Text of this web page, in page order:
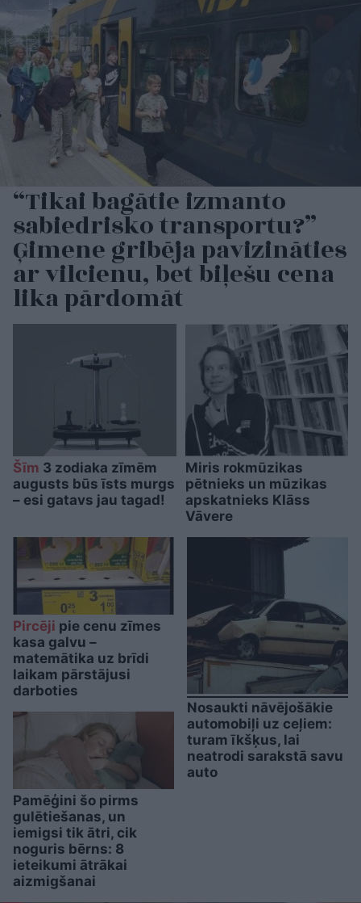
“Tikai bagātie izmanto
sabiedrisko transportu?”
Ģimene gribēja pavizināties
ar vilcienu, bet biļešu cena
lika pārdomāt
Šīm 3 zodiaka zīmēm
augusts būs īsts murgs
– esi gatavs jau tagad!
Miris rokmūzikas
pētnieks un mūzikas
apskatnieks Klāss
Vāvere
Pircēji pie cenu zīmes
kasa galvu –
matemātika uz brīdi
laikam pārstājusi
darboties
Pamēģini šo pirms
gulētiešanas, un
iemigsi tik ātri, cik
noguris bērns: 8
ieteikumi ātrākai
aizmigšanai
Nosaukti nāvējošākie
automobiļi uz ceļiem:
turam īkšķus, lai
neatrodi sarakstā savu
auto